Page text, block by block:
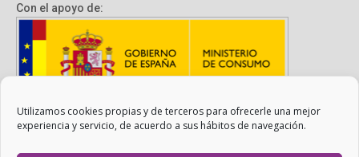
Utilizamos cookies propias y de terceros para ofrecerle una mejor
experiencia y servicio, de acuerdo a sus hábitos de navegación.
Con el apoyo de:
Con el apoyo del Ministerio de Consumo. Su contenido es
responsabilidad exclusiva de la asociación.